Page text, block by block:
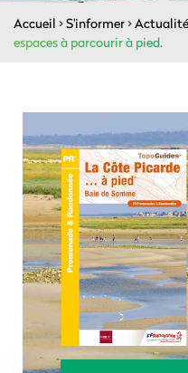
Accueil >S'informer>
espaces à parcourir à pied.